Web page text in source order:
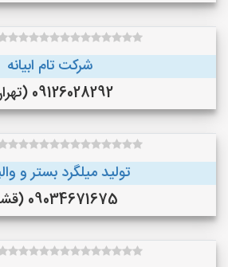
شرکت تام ابیانه
09126028292 (تهران)
تولید میلگرد بستر و
09034671675 (قشم )